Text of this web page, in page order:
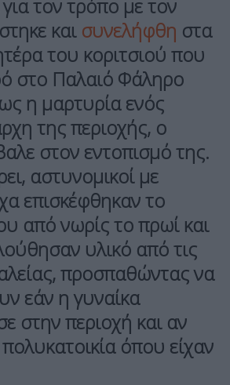
τον τρόπο με τον
και συνελήφθη στα
του κοριτσιού που
στο Παλαιό Φάληρο
η μαρτυρία ενός
της περιοχής, ο
στον εντοπισμό της.
αστυνομικοί με
επισκέφθηκαν το
από νωρίς το πρωί και
υλικό από τις
προσπαθώντας να
εάν η γυναίκα
στην περιοχή και αν
όπου είχαν